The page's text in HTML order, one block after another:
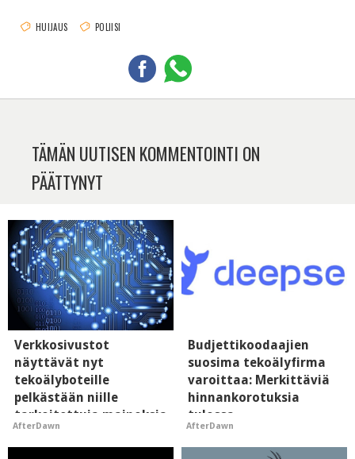
HUIJAUS POLIISI
TÄMÄN UUTISEN KOMMENTOINTI ON
PÄÄTTYNYT
Verkkosivustot
näyttävät nyt
tekoälyboteille
pelkästään niille
tarkoitettuja mainoksia
- vaikuttaa tekoälyn
mielikuvaan brändistä
AfterDawn
Budjettikoodaajien
suosima tekoälyfirma
varoittaa: Merkittäviä
hinnankorotuksia
tulossa
AfterDawn